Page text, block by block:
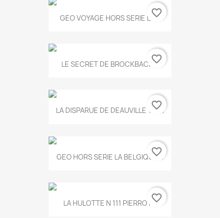
GEO VOYAGE HORS SERIE LA...
favorite_border
LE SECRET DE BROCKBACK...
favorite_border
LA DISPARUE DE DEAUVILLE T.551
favorite_border
GEO HORS SERIE LA BELGIQUE...
favorite_border
LA HULOTTE N 111 PIERROT...favorite_border